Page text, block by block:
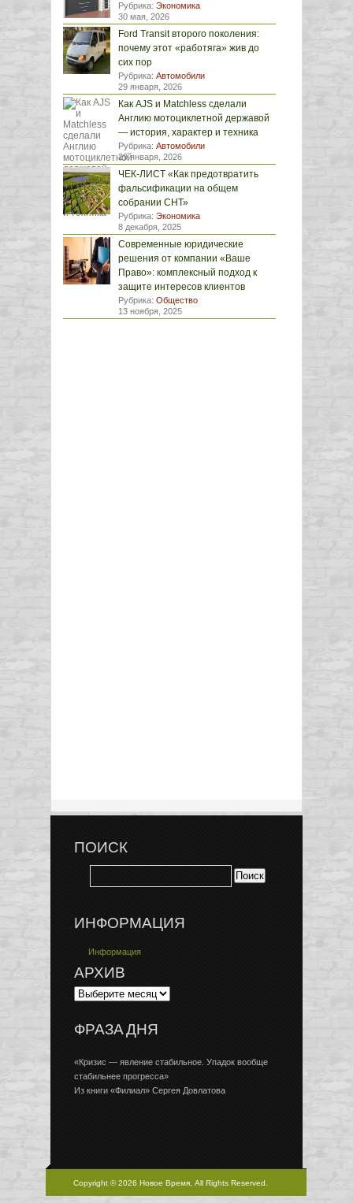
Рубрика: Экономика
30 мая, 2026
Ford Transit второго поколения:
почему этот «работяга» жив до
сих пор
Рубрика: Автомобили
29 января, 2026
Как AJS и Matchless сделали
Англию мотоциклетной державой
— история, характер и техника
Рубрика: Автомобили
29 января, 2026
ЧЕК-ЛИСТ «Как предотвратить
фальсификации на общем
собрании СНТ»
Рубрика: Экономика
8 декабря, 2025
Современные юридические
решения от компании «Ваше
Право»: комплексный подход к
защите интересов клиентов
Рубрика: Общество
13 ноября, 2025
ПОИСК
ИНФОРМАЦИЯ
Информация
АРХИВ
ФРАЗА ДНЯ
«Кризис — явление стабильное. Упадок вообще
стабильнее прогресса»
Из книги «Филиал» Сергея Довлатова
Copyright © 2026 Новое Время, All Rights Reserved.